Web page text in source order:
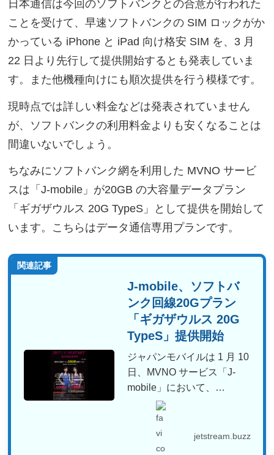
日本通信は今回のソフトバンクとの合意が行われた
ことを受けて、早速ソフトバンクの SIM ロックがか
かっている iPhone と iPad 向け格安 SIM を、3 月
22 日より先行して提供開始するとも発表していま
す。また他機種向けにも順次提供を行う模様です。
現時点では詳しい料金などは発表されていません
が、ソフトバンクの利用料金よりも安くなることは
間違いないでしょう。
ちなみにソフトバンク網を利用した MVNO サービ
スは「J-mobile」が20GB の大容量データプラン
「ギガザウルス 20G TypeS」として提供を開始して
います。こちらはデータ通信専用プランです。
関連記事
J-mobile、ソフトバ
ンク回線20Gプラン
「ギガザウルス 20G
TypeS」提供開始
ジャパンモバイルは 1 月 10
日、MVNO サービス「J-
mobile」において、
SoftBan...
jetstream.buzz